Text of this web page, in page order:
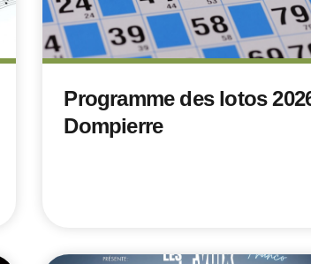
Programme des lotos
Dompierre